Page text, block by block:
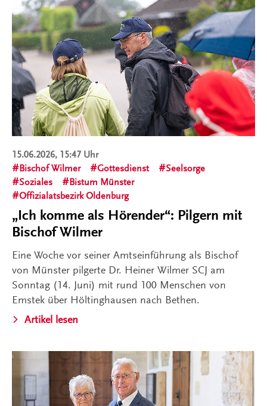
15.06.2026, 15:47 Uhr
Bischof Wilmer
Gottesdienst
Seelsorge
Soziales
Bistum Münster
Offizialatsbezirk Oldenburg
„Ich komme als Hörender“: Pilgern mit
Bischof Wilmer
Eine Woche vor seiner Amtseinführung als Bischof
von Münster pilgerte Dr. Heiner Wilmer SCJ am
Sonntag (14. Juni) mit rund 100 Menschen von
Emstek über Höltinghausen nach Bethen.
Artikel lesen